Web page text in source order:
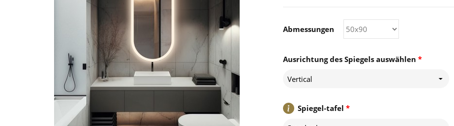
*
Ausrichtung des Spiegels auswählen
Vertical
*
Spiegel-tafel
Abmessungen